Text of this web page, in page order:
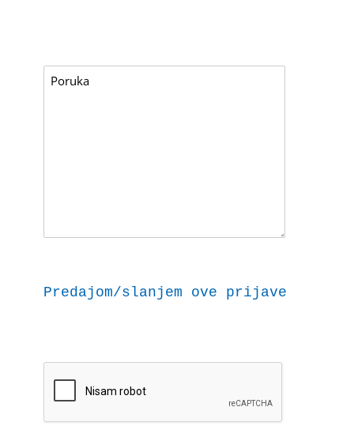
Predajom/slanjem ove prijave